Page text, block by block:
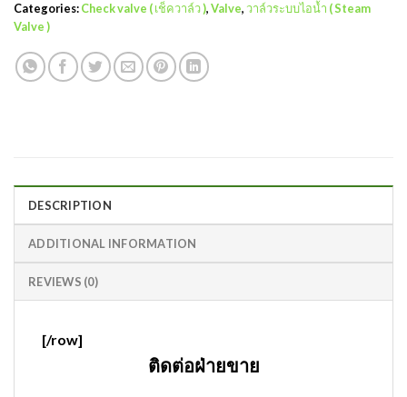
Categories:Check valve ( เช็ควาล์ว ),Valve,วาล์วระบบไอน้ำ ( Steam
Valve )
DESCRIPTION
ADDITIONAL INFORMATION
REVIEWS (0)
[/row]
ติดต่อฝ่ายขาย